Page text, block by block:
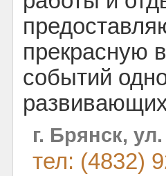
прекрасную
событий
г. Брянск,
тел: (4832)